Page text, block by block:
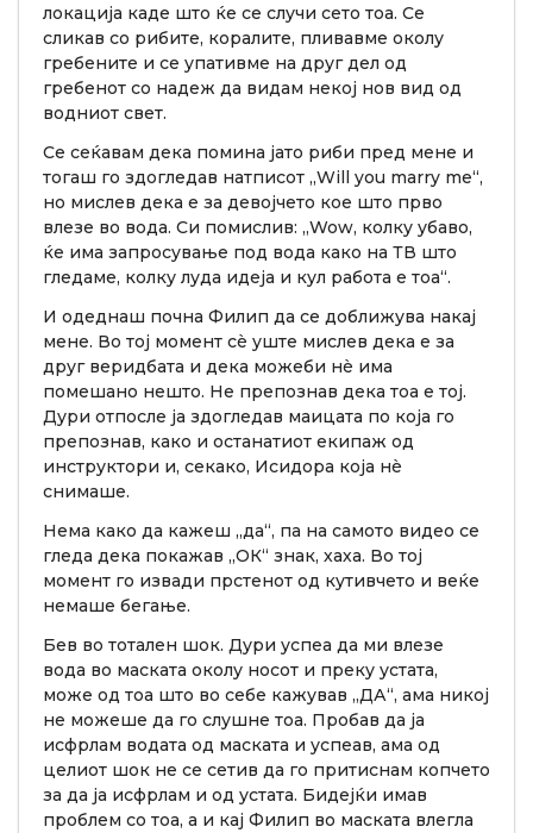
локација каде што ќе се случи сето тоа. Се
сликав со рибите, коралите, пливавме околу
гребените и се упативме на друг дел од
гребенот со надеж да видам некој нов вид од
водниот свет.
Се сеќавам дека помина јато риби пред мене и
тогаш го здогледав натписот „Will you marry me“,
но мислев дека е за девојчето кое што прво
влезе во вода. Си помислив: „Wow, колку убаво,
ќе има запросување под вода како на ТВ што
гледаме, колку луда идеја и кул работа е тоа“.
И одеднаш почна Филип да се доближува накај
мене. Во тој момент сè уште мислев дека е за
друг веридбата и дека можеби нè има
помешано нешто. Не препознав дека тоа е тој.
Дури отпосле ја здогледав маицата по која го
препознав, како и останатиот екипаж од
инструктори и, секако, Исидора која нè
снимаше.
Нема како да кажеш „да“, па на самото видео се
гледа дека покажав „ОК“ знак, хаха. Во тој
момент го извади прстенот од кутивчето и веќе
немаше бегање.
Бев во тотален шок. Дури успеа да ми влезе
вода во маската околу носот и преку устата,
може од тоа што во себе кажував „ДА“, ама никој
не можеше да го слушне тоа. Пробав да ја
исфрлам водата од маската и успеав, ама од
целиот шок не се сетив да го притиснам копчето
за да ја исфрлам и од устата. Бидејќи имав
проблем со тоа, а и кај Филип во маската влегла